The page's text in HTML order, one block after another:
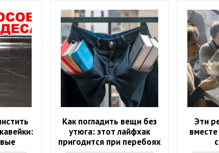
Как погладить вещи без
утюга: этот лайфхак
пригодится при перебоях
Эти